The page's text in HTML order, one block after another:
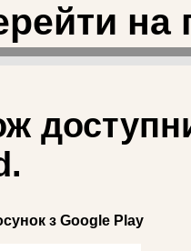
на
з Google Play